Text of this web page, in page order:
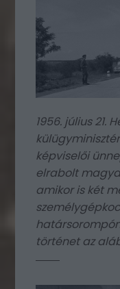
1956. július 21.
képviselői
elrabolt
amikor is két
történet az